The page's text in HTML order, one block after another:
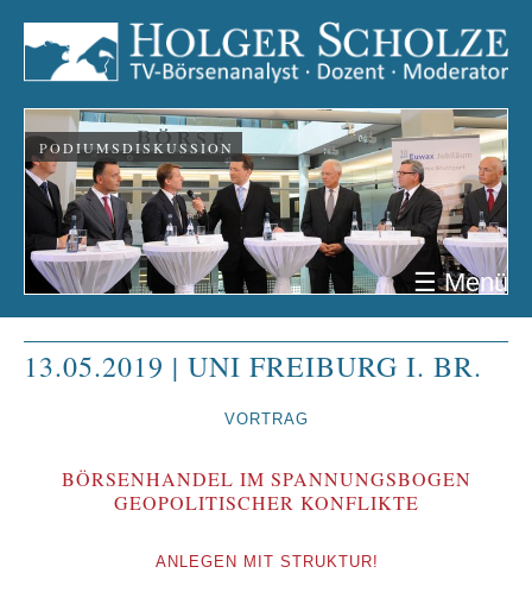
PODIUMSDISKUSSION
☰ Menü
13.05.2019 | UNI FREIBURG I. BR.
VORTRAG
BÖRSENHANDEL IM SPANNUNGSBOGEN
GEOPOLITISCHER KONFLIKTE
ANLEGEN MIT STRUKTUR!